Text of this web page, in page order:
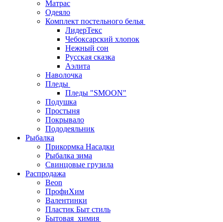
Матрас
Одеяло
Комплект постельного белья
ЛидерТекс
Чебоксарский хлопок
Нежный сон
Русская сказка
Аэлита
Наволочка
Пледы
Пледы "SMOON"
Подушка
Простыня
Покрывало
Пододеяльник
Рыбалка
Прикормка Насадки
Рыбалка зима
Свинцовые грузила
Распродажа
Beon
ПрофиХим
Валентинки
Пластик Быт стиль
Бытовая_химия